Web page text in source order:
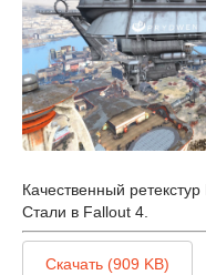
Качественный
Стали в Fallout 4.
Скачать (909 KB)